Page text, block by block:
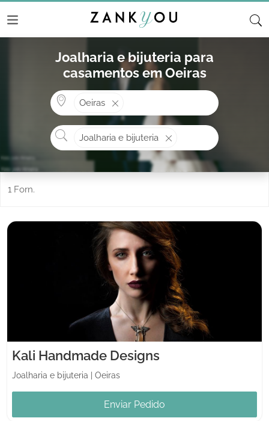
Joalharia e bijuteria para
casamentos em Oeiras
Oeiras
O que procura?
Joalharia e bijuteria
1 Forn.
Kali Handmade Designs
Joalharia e bijuteria Oeiras
Enviar Pedido